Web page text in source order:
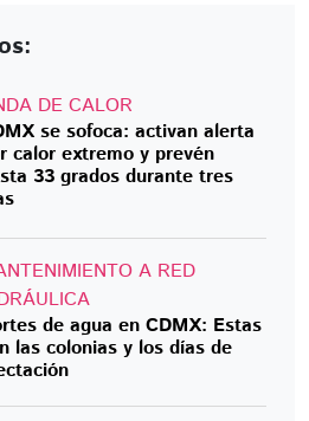
DE CALOR
se sofoca: activan alerta
calor extremo y prevén
33 grados durante tres
A RED
de agua en CDMX: Estas
las colonias y los días de